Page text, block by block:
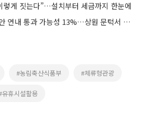
렇게 짓는다”…설치부터 세금까지 한눈에
美 클래리티 법안 연내 통과 가능성 13%…상원 문턱서 제동
#농림축산식품부 #체류형관광
유휴시설활용